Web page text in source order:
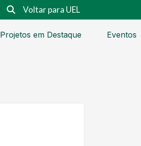
Voltar para UEL
Projetos em Destaque Eventos